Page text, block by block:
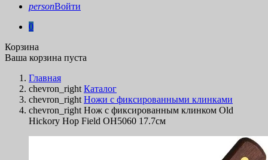
personВойти
0
Корзина
Ваша корзина пуста
Главная
chevron_right Каталог
chevron_right Ножи с фиксированными клинками
chevron_right Нож с фиксированным клинком Old
Hickory Hop Field OH5060 17.7см